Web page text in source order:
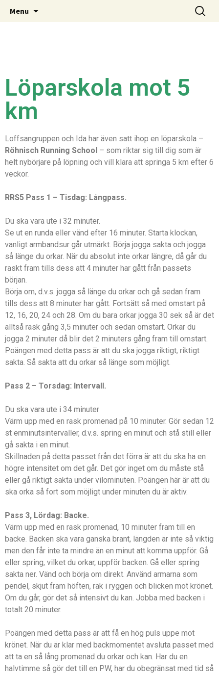
Allakantrana.se
Menu
Löparskola mot 5
km
Loffsangruppen och Ida har även satt ihop en löparskola –
Röhnisch Running School – som riktar sig till dig som är
helt nybörjare på löpning och vill klara att springa 5 km efter 6
veckor.
RRS5 Pass 1 – Tisdag: Långpass.
Du ska vara ute i 32 minuter.
Se ut en runda eller vänd efter 16 minuter. Starta klockan,
vanligt armbandsur går utmärkt. Börja jogga sakta och jogga
så länge du orkar. När du absolut inte orkar längre, då går du
raskt fram tills dess att 4 minuter har gått från passets
början.
Börja om, d.v.s. jogga så länge du orkar och gå sedan fram
tills dess att 8 minuter har gått. Fortsätt så med omstart på
12, 16, 20, 24 och 28. Om du bara orkar jogga 30 sek så är det
alltså rask gång 3,5 minuter och sedan omstart. Orkar du
jogga 2 minuter då blir det 2 minuters gång fram till omstart.
Poängen med detta pass är att du ska jogga riktigt, riktigt
sakta. Så sakta att du orkar så länge som möjligt.
Pass 2 – Torsdag: Intervall.
Du ska vara ute i 34 minuter
Värm upp med en rask promenad på 10 minuter. Gör sedan 12
st enminutsintervaller, d.v.s. spring en minut och stå still eller
gå sakta i en minut.
Skillnaden på detta passet från det förra är att du ska ha en
högre intensitet om det går. Det gör inget om du måste stå
eller gå riktigt sakta under vilominuten. Poängen här är att du
ska orka så fort som möjligt under minuten du är aktiv.
Pass 3, Lördag: Backe.
Värm upp med en rask promenad, 10 minuter fram till en
backe. Backen ska vara ganska brant, längden är inte så viktig
men den får inte ta mindre än en minut att komma uppför. Gå
eller spring, vilket du orkar, uppför backen. Gå eller spring
sakta ner. Vänd och börja om direkt. Använd armarna som
pendel, skjut fram höften, rak i ryggen och blicken mot krönet.
Om du går, gör det så intensivt du kan. Jobba med backen i
totalt 20 minuter.
Poängen med detta pass är att få en hög puls uppe mot
krönet. När du är klar med backmomentet avsluta passet med
att ta en så lång promenad du orkar och kan. Har du en
halvtimme så gör det till en PW, har du obegränsat med tid så